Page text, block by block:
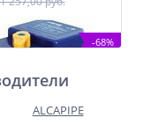
-68%
ALCAPIPE